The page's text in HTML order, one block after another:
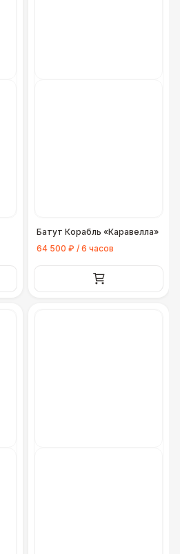
Батут Корабль «Каравелла»
64 500 ₽ / 6 часов